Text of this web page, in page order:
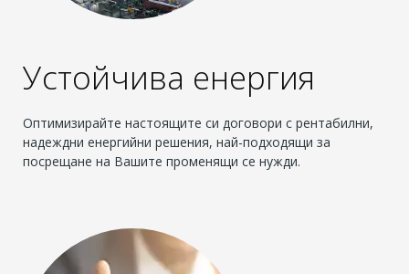
Устойчива енергия
Оптимизирайте настоящите си договори с рентабилни,
надеждни енергийни решения, най-подходящи за
посрещане на Вашите променящи се нужди.